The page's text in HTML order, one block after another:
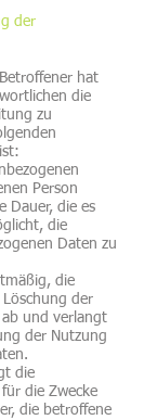
der
hat
die
zu
Person
Dauer, die es
die
Daten zu
die
der
und verlangt
der Nutzung
die
die Zwecke
die betroffene